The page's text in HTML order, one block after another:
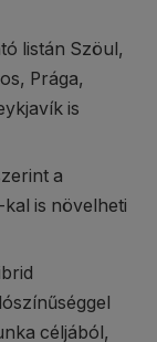
listán Szöul,
Prága,
is
a
is növelheti
céljából,